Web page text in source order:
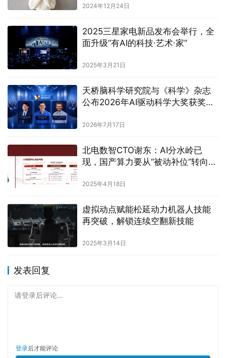
2024年12月24日
2025三星家电新品发布会举行，全
面升级“有AI的科技∙艺术∙家”
2025年3月21日
天桥脑科学研究院与《科学》杂志
公布2026年AI驱动科学大奖获奖名
2026年7月17日
北电数智CTO谢东：AI分水岭已
现，国产算力要从“被动补位”转向
2025年4月18日
虚拟动点赋能松延动力机器人技能
再突破，解锁连续空翻新技能
2025年3月14日
发表回复
请登录后评论...
登录后才能评论